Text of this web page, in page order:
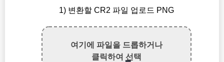
1) 변환할 CR2 파일 업로드 PNG
여기에 파일을 드롭하거나
클릭하여 선택